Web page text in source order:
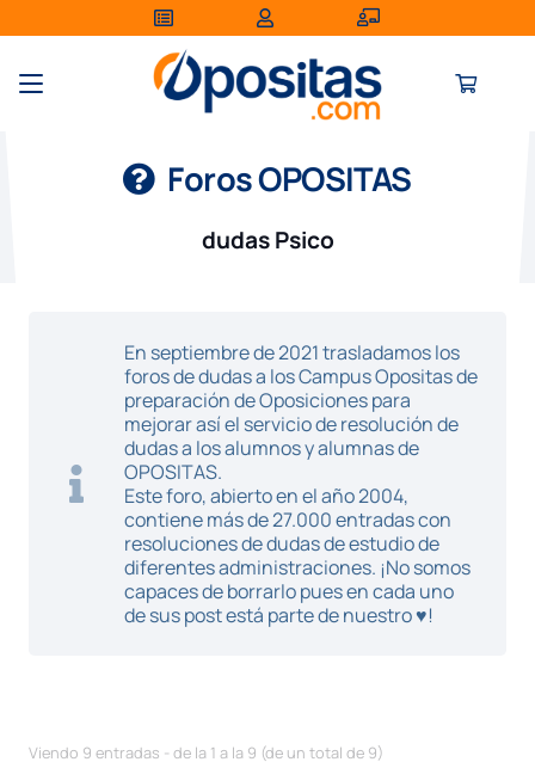
Foros OPOSITAS
dudas Psico
En septiembre de 2021 trasladamos los
foros de dudas a los Campus Opositas de
preparación de Oposiciones para
mejorar así el servicio de resolución de
dudas a los alumnos y alumnas de
OPOSITAS.
Este foro, abierto en el año 2004,
contiene más de 27.000 entradas con
resoluciones de dudas de estudio de
diferentes administraciones. ¡No somos
capaces de borrarlo pues en cada uno
de sus post está parte de nuestro ♥!
Viendo 9 entradas - de la 1 a la 9 (de un total de 9)